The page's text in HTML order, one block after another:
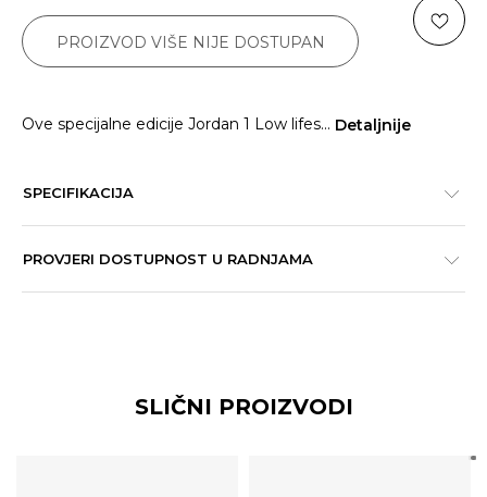
PROIZVOD VIŠE NIJE DOSTUPAN
Ove specijalne edicije Jordan 1 Low lifes... Detaljnije
SPECIFIKACIJA
PROVJERI DOSTUPNOST U RADNJAMA
SLIČNI PROIZVODI